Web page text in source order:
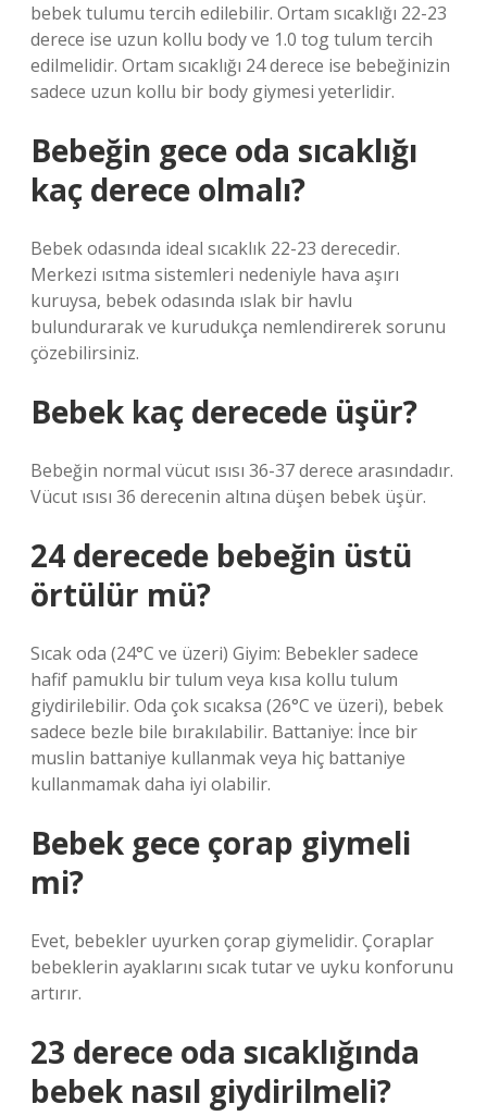
bebek tulumu tercih edilebilir. Ortam sıcaklığı 22-23
derece ise uzun kollu body ve 1.0 tog tulum tercih
edilmelidir. Ortam sıcaklığı 24 derece ise bebeğinizin
sadece uzun kollu bir body giymesi yeterlidir.
Bebeğin gece oda sıcaklığı
kaç derece olmalı?
Bebek odasında ideal sıcaklık 22-23 derecedir.
Merkezi ısıtma sistemleri nedeniyle hava aşırı
kuruysa, bebek odasında ıslak bir havlu
bulundurarak ve kurudukça nemlendirerek sorunu
çözebilirsiniz.
Bebek kaç derecede üşür?
Bebeğin normal vücut ısısı 36-37 derece arasındadır.
Vücut ısısı 36 derecenin altına düşen bebek üşür.
24 derecede bebeğin üstü
örtülür mü?
Sıcak oda (24°C ve üzeri) Giyim: Bebekler sadece
hafif pamuklu bir tulum veya kısa kollu tulum
giydirilebilir. Oda çok sıcaksa (26°C ve üzeri), bebek
sadece bezle bile bırakılabilir. Battaniye: İnce bir
muslin battaniye kullanmak veya hiç battaniye
kullanmamak daha iyi olabilir.
Bebek gece çorap giymeli
mi?
Evet, bebekler uyurken çorap giymelidir. Çoraplar
bebeklerin ayaklarını sıcak tutar ve uyku konforunu
artırır.
23 derece oda sıcaklığında
bebek nasıl giydirilmeli?